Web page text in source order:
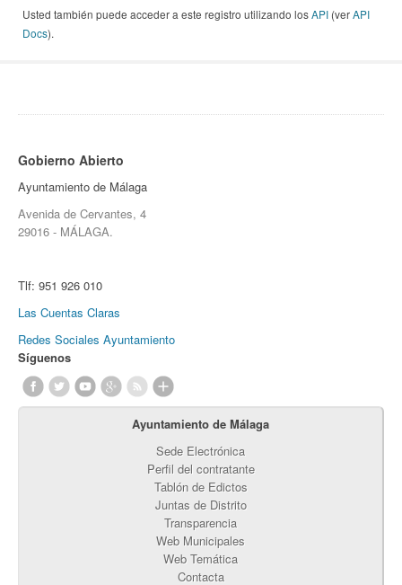
Usted también puede acceder a este registro utilizando losAPI (verAPI
Docs).
Gobierno Abierto
Ayuntamiento de Málaga
Avenida de Cervantes, 4
29016 - MÁLAGA.
Tlf: 951 926 010
Las Cuentas Claras
Redes Sociales Ayuntamiento
Síguenos
Ayuntamiento de Málaga
Sede Electrónica
Perfil del contratante
Tablón de Edictos
Juntas de Distrito
Transparencia
Web Municipales
Web Temática
Contacta